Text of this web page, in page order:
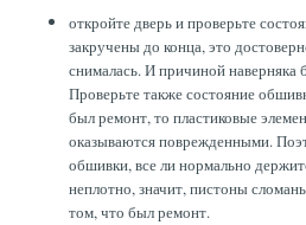
откройте дверь и проверьте
закручены до конца, это
снималась. И причиной
Проверьте также состояние
был ремонт, то пластиковые
оказываются поврежденными.
обшивки, все ли нормально
неплотно, значит, пистоны
том, что был ремонт.